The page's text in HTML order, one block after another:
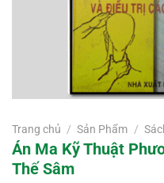
Trang chủ / Sản Phẩm /
Án Ma Kỹ Thuật
Thế Sâm